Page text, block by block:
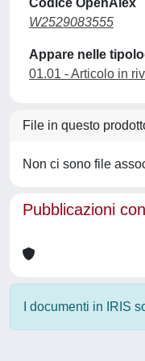
Codice OpenAlex
W2529083555
Appare nelle
01.01 - Articolo in
File in questo
Non ci sono file
Pubblicazioni
I documenti in IRIS